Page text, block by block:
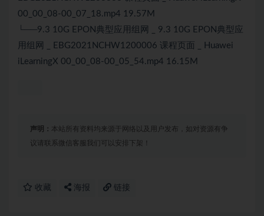
00_00_08-00_07_18.mp4 19.57M
└──9.3 10G EPON典型应用组网 _ 9.3 10G EPON典型应
用组网 _ EBG2021NCHW1200006 课程页面 _ Huawei
iLearningX 00_00_08-00_05_54.mp4 16.15M
声明： 本站所有资料均来源于网络以及用户发布，如对资源有争
议请联系微信客服我们可以安排下架！
收藏 海报 链接